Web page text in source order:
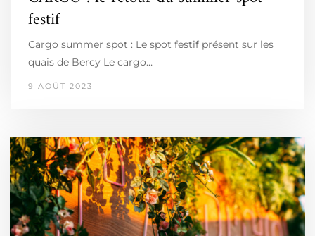
festif
Cargo summer spot : Le spot festif présent sur les
quais de Bercy Le cargo…
9 AOÛT 2023